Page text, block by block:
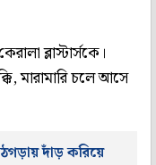
ব্লাস্টার্সকে।
মারামারি চলে আসে
দাঁড় করিয়ে